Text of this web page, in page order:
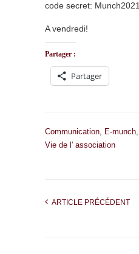
code secret: Munch2021
A vendredi!
Partager :
Partager
Communication, E-munch,
Vie de l' association
ARTICLE PRÉCÉDENT